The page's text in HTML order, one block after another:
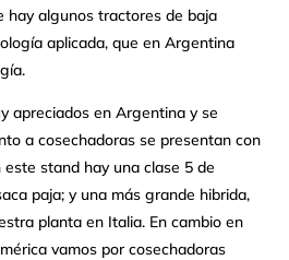
hay algunos tractores de baja
aplicada, que en Argentina
apreciados en Argentina y se
a cosechadoras se presentan con
stand hay una clase 5 de
paja; y una más grande hibrida,
planta en Italia. En cambio en
vamos por cosechadoras